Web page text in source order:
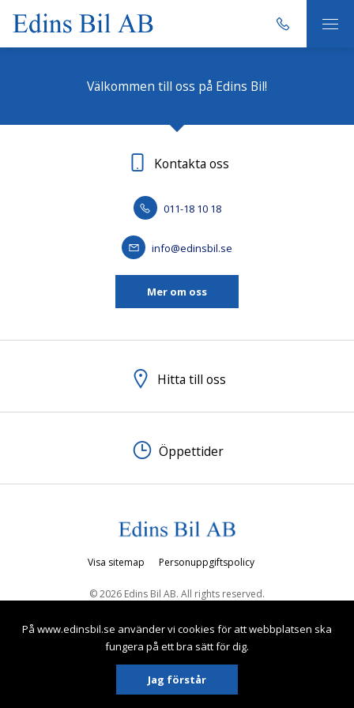
På www.edinsbil.se använder vi cookies för att webbplatsen ska
fungera på ett bra sätt för dig.
Jag förstår
Välkommen till oss på Edins Bil!
Kontakta oss
011-18 10 18
info@edinsbil.se
Mer om oss
Hitta till oss
Öppettider
© 2026 Edins Bil AB. All rights reserved.
Visa sitemap Personuppgiftspolicy